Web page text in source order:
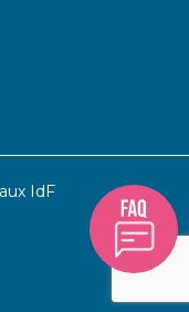
IdF